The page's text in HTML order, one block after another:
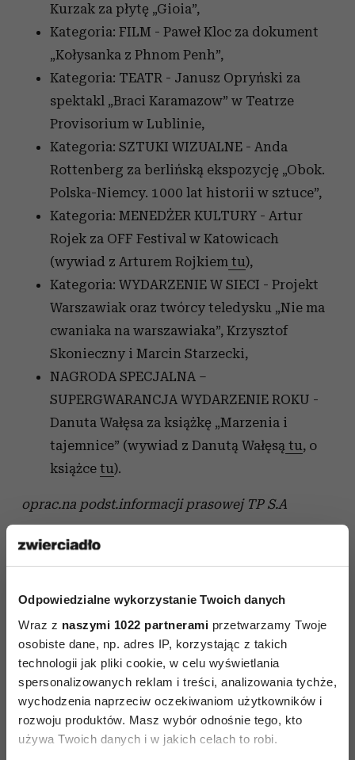
Odpowiedzialne wykorzystanie Twoich danych
Wraz z naszymi 1022 partnerami przetwarzamy Twoje
osobiste dane, np. adres IP, korzystając z takich
technologii jak pliki cookie, w celu wyświetlania
spersonalizowanych reklam i treści, analizowania tychże,
wychodzenia naprzeciw oczekiwaniom użytkowników i
rozwoju produktów. Masz wybór odnośnie tego, kto
używa Twoich danych i w jakich celach to robi.
Kurzak za płytę „Gioia”,
Kategoria: FILM - Paweł Kloc za dokument
„Kołysanka z Phnom Penh”,
Kategoria: TEATR - Janusz Opryński za
spektakl „Braci Karamazow” w Teatrze
Provisorium w Lublinie,
Kategoria: SZTUKI WIZUALNE - Anda
Rottenberg za berlińską ekspozycję „Obok.
Polska-Niemcy. 1000 lat historii w sztuce”,
Kategoria: MENEDŻER KULTURY - Artur
Rojek za OFF Festival w Katowicach
(wywiad z Arturem Rojkiem tu),
Kategoria: WYDARZENIE W SIECI - Projekt
Warszawiak oraz twórcy teledysku „Nie ma
cwaniaka na warszawiaka”, Krzysztof
Skonieczny i Marcin Starzecki,
NAGRODA SPECJALNA –
SUPERGWARANCJA WYDARZENIE ROKU -
Danuta Wałęsa za książkę „Marzenia i
tajemnice” (wywiad z Danutą Wałęsą tu, o
książce tu).
oprac.na podst.informacji prasowej TP S.A